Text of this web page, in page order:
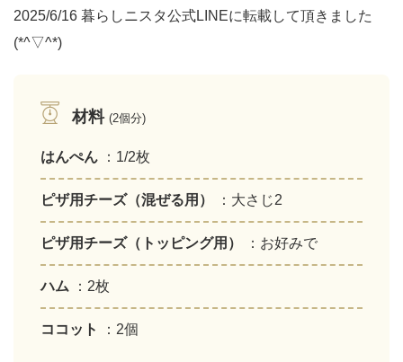
2025/6/16 暮らしニスタ公式LINEに転載して頂きました
(*^▽^*)
材料 (2個分)
はんぺん ：1/2枚
ピザ用チーズ（混ぜる用） ：大さじ2
ピザ用チーズ（トッピング用） ：お好みで
ハム ：2枚
ココット ：2個